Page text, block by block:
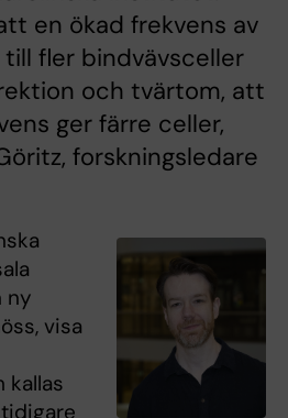
en ökad frekvens av
fler bindvävsceller
och tvärtom, att
ger färre celler,
forskningsledare
ny
visa
kallas